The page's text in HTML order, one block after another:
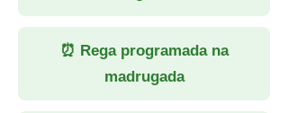
⏰ Rega programada na
madrugada